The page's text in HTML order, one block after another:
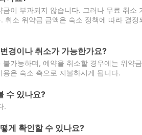
이 부과되지 않습니다. 그러나 무료 취소
취소 위약금 금액은 숙소 정책에 따라 결
경이나 취소가 가능한가요?
가능하며, 예약을 취소할 경우에는 위약
은 숙소 측으로 지불하시게 됩니다.
수 있나요?
.
게 확인할 수 있나요?